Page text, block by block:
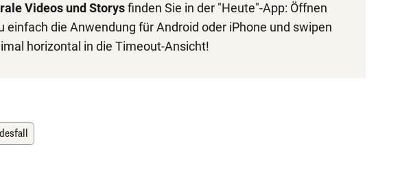
Videos und Storysfinden Sie in der "Heute"-App: Öffnen
einfach die Anwendung für Android oder iPhone und swipen
horizontal in die Timeout-Ansicht!